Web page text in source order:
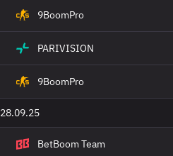
9BoomPro
PARIVISION
9BoomPro
28.09.25
BetBoom Team